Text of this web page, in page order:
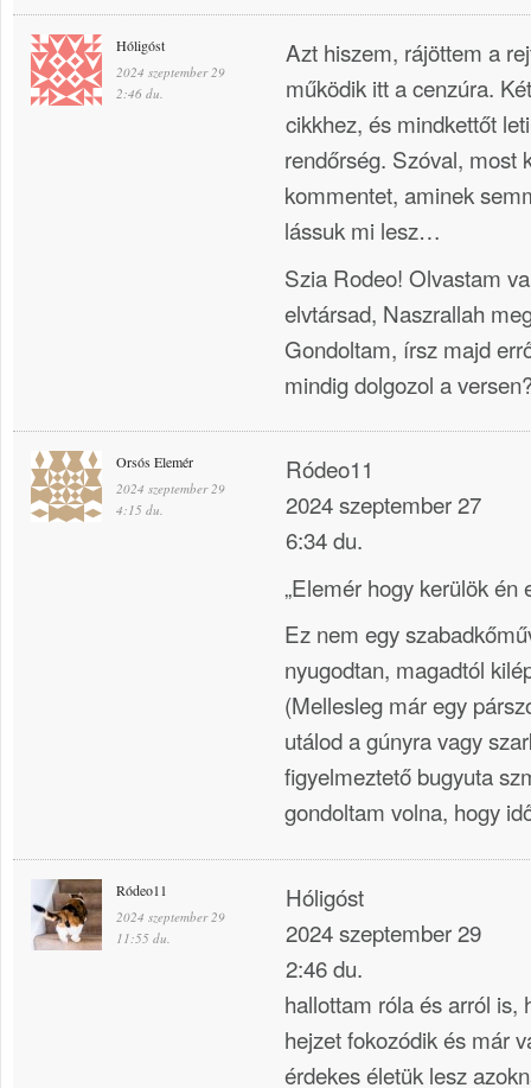
Hóligóst
2024 szeptember 29
2:46 du.
Azt hiszem, rájöttem a
működik itt a cenzúra.
cikkhez, és mindkettőt
rendőrség. Szóval, most
kommentet, aminek
lássuk mi lesz…
Szia Rodeo! Olvastam
elvtársad, Naszrallah
Gondoltam, írsz majd
mindig dolgozol a
Orsós Elemér
2024 szeptember 29
4:15 du.
Ródeo11
2024 szeptember 27
6:34 du.
„Elemér hogy kerülök én
Ez nem egy
nyugodtan, magadtól
(Mellesleg már egy
utálod a gúnyra vagy
figyelmeztető bugyuta
gondoltam volna, hogy
Ródeo11
2024 szeptember 29
11:55 du.
Hóligóst
2024 szeptember 29
2:46 du.
hallottam róla és arról is,
hejzet fokozódik és már
érdekes életük lesz